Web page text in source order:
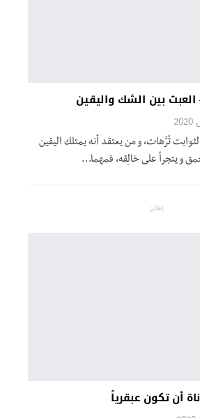
بين الشك واليقين
تُرَّهات، و من يعتقد أنه يمتلك اليقين
و يتجرأ على خالِقه، فمهما…
إعلان
أن تكون عبقرياً